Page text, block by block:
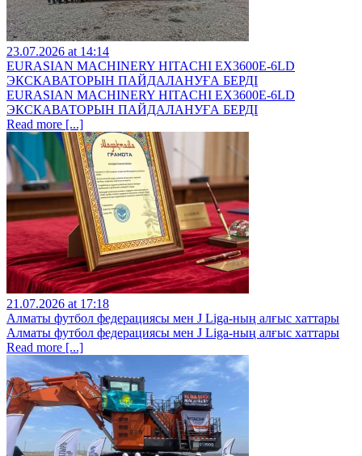
23.07.2026 at 14:14
EURASIAN MACHINERY HITACHI EX3600E-6LD
ЭКСКАВАТОРЫН ПАЙДАЛАНУҒА БЕРДІ
EURASIAN MACHINERY HITACHI EX3600E-6LD
ЭКСКАВАТОРЫН ПАЙДАЛАНУҒА БЕРДІ
Read more [...]
21.07.2026 at 17:18
Алматы футбол федерациясы мен J Liga-ның алғыс хаттары
Алматы футбол федерациясы мен J Liga-ның алғыс хаттары
Read more [...]